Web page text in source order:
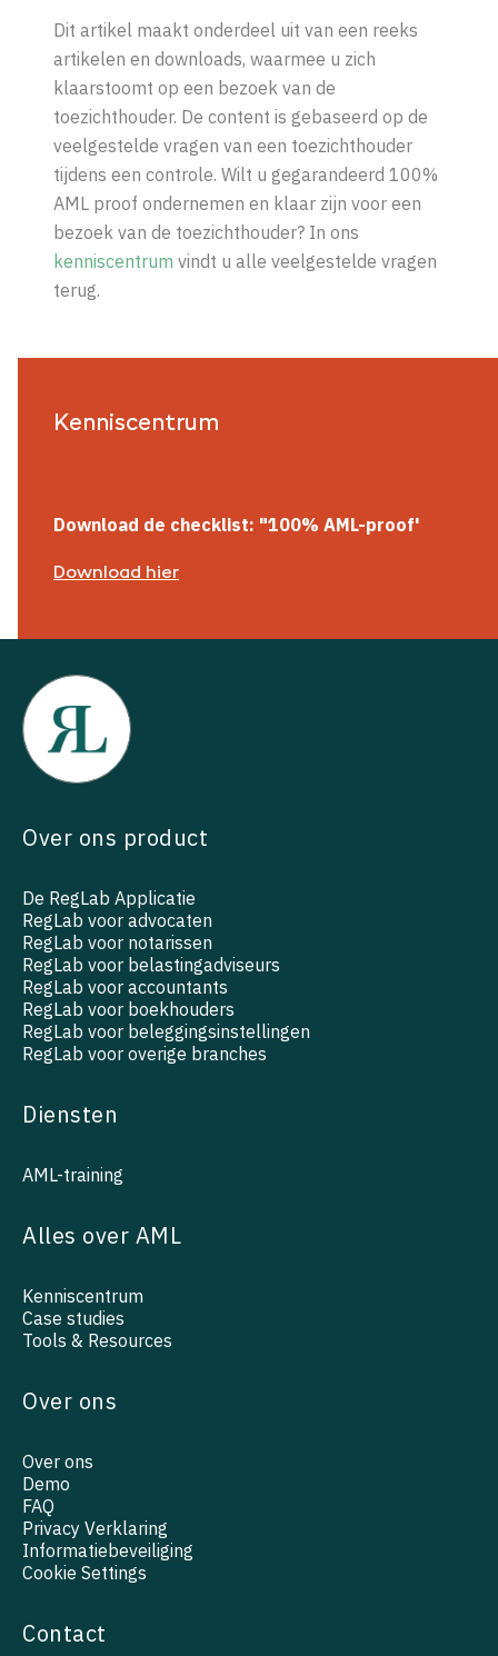
Dit artikel maakt onderdeel uit van een reeks
artikelen en downloads, waarmee u zich
klaarstoomt op een bezoek van de
toezichthouder. De content is gebaseerd op de
veelgestelde vragen van een toezichthouder
tijdens een controle. Wilt u gegarandeerd 100%
AML proof ondernemen en klaar zijn voor een
bezoek van de toezichthouder? In ons
kenniscentrum vindt u alle veelgestelde vragen
terug.
Kenniscentrum
Download de checklist: "100% AML-proof'
Download hier
Over ons product
De RegLab Applicatie
RegLab voor advocaten
RegLab voor notarissen
RegLab voor belastingadviseurs
RegLab voor accountants
RegLab voor boekhouders
RegLab voor beleggingsinstellingen
RegLab voor overige branches
Diensten
AML-training
Alles over AML
Kenniscentrum
Case studies
Tools & Resources
Over ons
Over ons
Demo
FAQ
Privacy Verklaring
Informatiebeveiliging
Cookie Settings
Contact